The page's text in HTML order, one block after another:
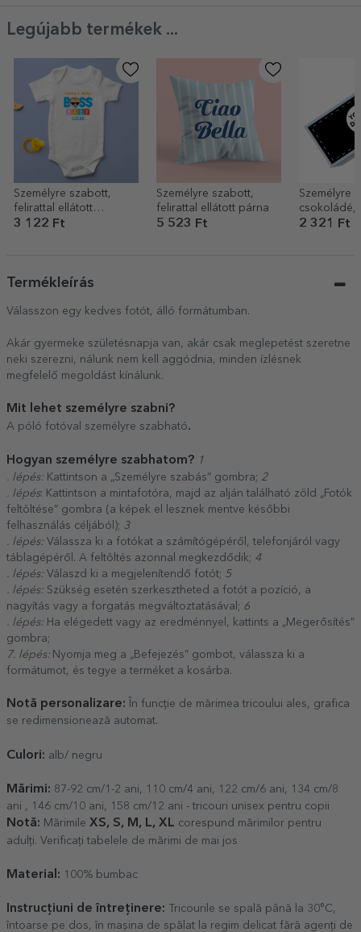
Legújabb termékek ...
Személyre szabott,
felirattal ellátott
gyermekbody – Cool
3 122 Ft
Személyre szabott,
felirattal ellátott párna
5 523 Ft
Személyre
csokoládé,
oldalán a
2 321 Ft
Termékleírás
Válasszon egy kedves fotót, álló formátumban.
Akár gyermeke születésnapja van, akár csak meglepetést szeretne
neki szerezni, nálunk nem kell aggódnia, minden ízlésnek
megfelelő megoldást kínálunk.
Mit lehet személyre szabni?
A póló fotóval személyre szabható.
Hogyan személyre szabhatom? 1
. lépés: Kattintson a „Személyre szabás” gombra; 2
. lépés: Kattintson a mintafotóra, majd az alján található zöld „Fotók
feltöltése” gombra (a képek el lesznek mentve későbbi
felhasználás céljából); 3
. lépés: Válassza ki a fotókat a számítógépéről, telefonjáról vagy
táblagépéről. A feltöltés azonnal megkezdődik; 4
. lépés: Válaszd ki a megjelenítendő fotót; 5
. lépés: Szükség esetén szerkesztheted a fotót a pozíció, a
nagyítás vagy a forgatás megváltoztatásával; 6
. lépés: Ha elégedett vagy az eredménnyel, kattints a „Megerősítés”
gombra;
7. lépés: Nyomja meg a „Befejezés” gombot, válassza ki a
formátumot, és tegye a terméket a kosárba.
Notă personalizare:
În funcție de mărimea tricoului ales, grafica
se redimensionează automat.
Culori: alb/ negru
Mărimi: 87-92 cm/1-2 ani, 110 cm/4 ani, 122 cm/6 ani, 134 cm/8
ani , 146 cm/10 ani, 158 cm/12 ani - tricouri unisex pentru copii
Notă: Mărimile XS, S, M, L, XL corespund mărimilor pentru
adulți. Verificați tabelele de mărimi de mai jos
Material: 100% bumbac
Instrucțiuni de întreținere: Tricourile se spală până la 30°C,
întoarse pe dos, în mașina de spălat la regim delicat fără agenți de